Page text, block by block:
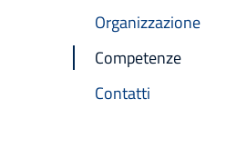
Organizzazione
Competenze
Contatti